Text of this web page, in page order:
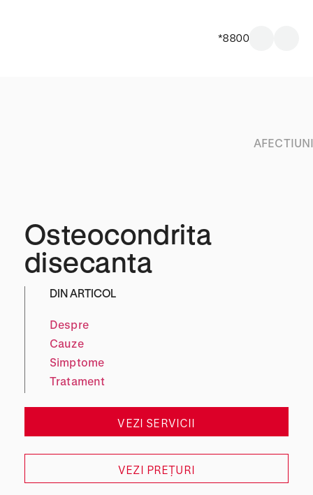
*8800
Osteocondrita
disecanta
DIN ARTICOL
Despre
Cauze
Simptome
Tratament
VEZI SERVICII
VEZI PREȚURI